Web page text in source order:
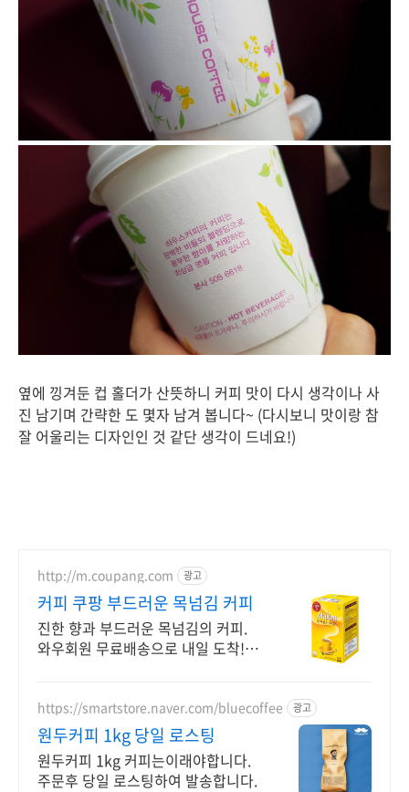
옆에 낑겨둔 컵 홀더가 산뜻하니 커피 맛이 다시 생각이나 사
진 남기며 간략한 도 몇자 남겨 봅니다~ (다시보니 맛이랑 참
잘 어울리는 디자인인 것 같단 생각이 드네요!)
http://m.coupang.com 광고
커피 쿠팡 부드러운 목넘김 커피
진한 향과 부드러운 목넘김의 커피.
와우회원 무료배송으로 내일 도착! 취
https://smartstore.naver.com/bluecoffee 광고
원두커피 1kg 당일 로스팅
원두커피 1kg 커피는이래야합니다.
주문후 당일 로스팅하여 발송합니다.